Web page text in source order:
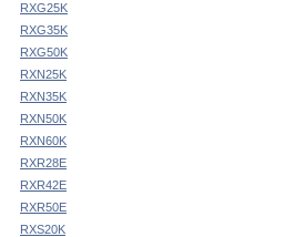
RXG25K
RXG35K
RXG50K
RXN25K
RXN35K
RXN50K
RXN60K
RXR28E
RXR42E
RXR50E
RXS20K